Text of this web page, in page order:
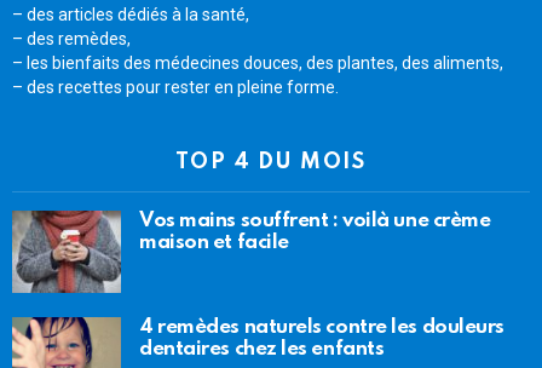
– des articles dédiés à la santé,
– des remèdes,
– les bienfaits des médecines douces, des plantes, des aliments,
– des recettes pour rester en pleine forme.
TOP 4 DU MOIS
Vos mains souffrent : voilà une crème
maison et facile
4 remèdes naturels contre les douleurs
dentaires chez les enfants